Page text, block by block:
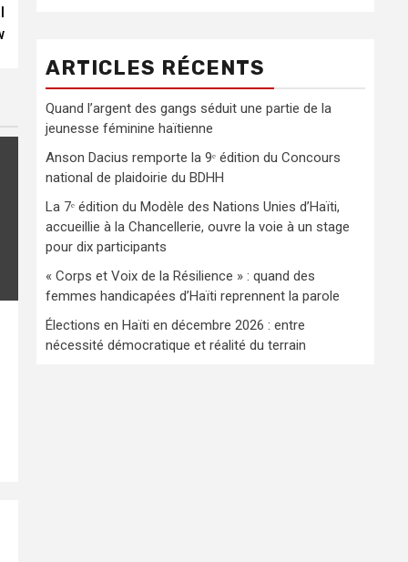
ARTICLES RÉCENTS
Quand l’argent des gangs séduit une partie de la
jeunesse féminine haïtienne
Anson Dacius remporte la 9ᵉ édition du Concours
national de plaidoirie du BDHH
La 7ᵉ édition du Modèle des Nations Unies d’Haïti,
accueillie à la Chancellerie, ouvre la voie à un stage
pour dix participants
« Corps et Voix de la Résilience » : quand des
femmes handicapées d’Haïti reprennent la parole
Élections en Haïti en décembre 2026 : entre
nécessité démocratique et réalité du terrain